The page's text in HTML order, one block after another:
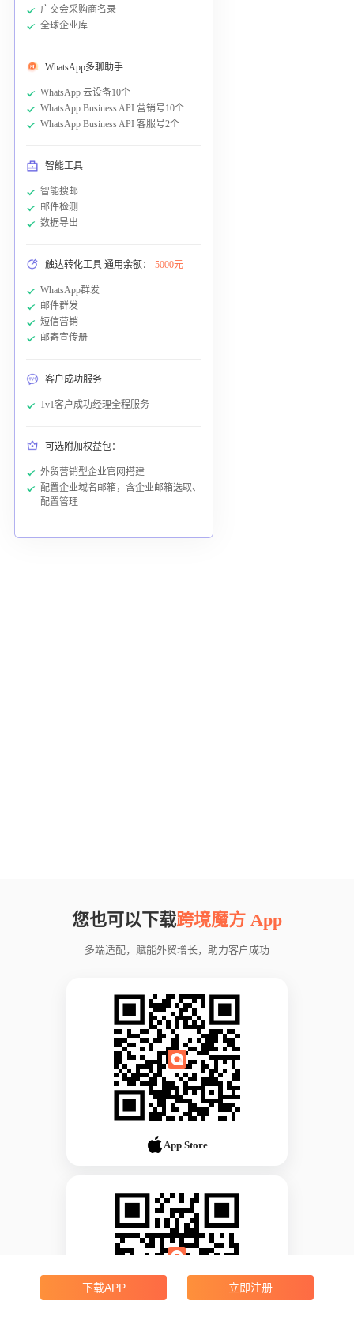
广交会采购商名录
全球企业库
WhatsApp多聊助手
WhatsApp 云设备10个
WhatsApp Business API 营销号10个
WhatsApp Business API 客服号2个
智能工具
智能搜邮
邮件检测
数据导出
触达转化工具 通用余额： 5000元
WhatsApp群发
邮件群发
短信营销
邮寄宣传册
客户成功服务
1v1客户成功经理全程服务
可选附加权益包：
外贸营销型企业官网搭建
配置企业域名邮箱，含企业邮箱选取、
配置管理
您也可以下载跨境魔方 App
多端适配，赋能外贸增长，助力客户成功
App Store
下载APP 立即注册